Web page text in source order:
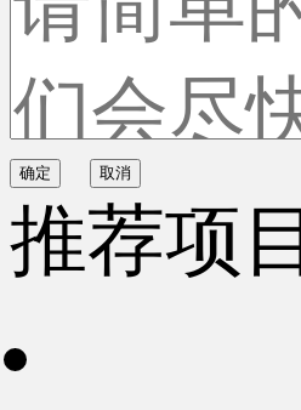
确定 取消
推荐项目